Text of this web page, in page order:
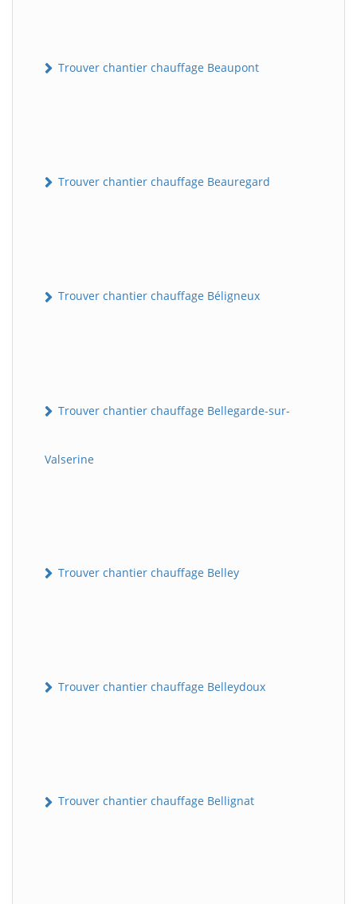
Trouver chantier chauffage Beaupont
Trouver chantier chauffage Beauregard
Trouver chantier chauffage Béligneux
Trouver chantier chauffage Bellegarde-sur-
Valserine
Trouver chantier chauffage Belley
Trouver chantier chauffage Belleydoux
Trouver chantier chauffage Bellignat